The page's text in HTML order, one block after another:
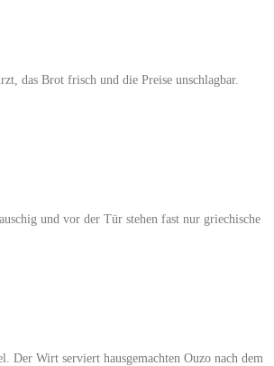
das Brot frisch und die Preise unschlagbar.
und vor der Tür stehen fast nur griechische
Der Wirt serviert hausgemachten Ouzo nach dem